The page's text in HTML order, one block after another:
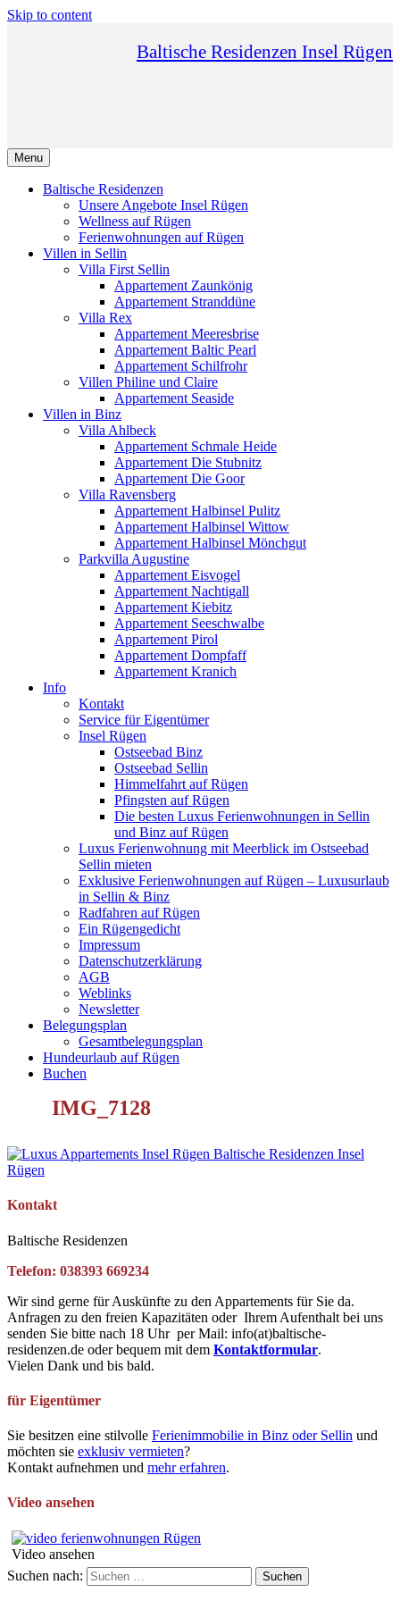
Skip to content
Baltische Residenzen Insel Rügen
Menu
Baltische Residenzen
Unsere Angebote Insel Rügen
Wellness auf Rügen
Ferienwohnungen auf Rügen
Villen in Sellin
Villa First Sellin
Appartement Zaunkönig
Appartement Stranddüne
Villa Rex
Appartement Meeresbrise
Appartement Baltic Pearl
Appartement Schilfrohr
Villen Philine und Claire
Appartement Seaside
Villen in Binz
Villa Ahlbeck
Appartement Schmale Heide
Appartement Die Stubnitz
Appartement Die Goor
Villa Ravensberg
Appartement Halbinsel Pulitz
Appartement Halbinsel Wittow
Appartement Halbinsel Mönchgut
Parkvilla Augustine
Appartement Eisvogel
Appartement Nachtigall
Appartement Kiebitz
Appartement Seeschwalbe
Appartement Pirol
Appartement Dompfaff
Appartement Kranich
Info
Kontakt
Service für Eigentümer
Insel Rügen
Ostseebad Binz
Ostseebad Sellin
Himmelfahrt auf Rügen
Pfingsten auf Rügen
Die besten Luxus Ferienwohnungen in Sellin
und Binz auf Rügen
Luxus Ferienwohnung mit Meerblick im Ostseebad
Sellin mieten
Exklusive Ferienwohnungen auf Rügen – Luxusurlaub
in Sellin & Binz
Radfahren auf Rügen
Ein Rügengedicht
Impressum
Datenschutzerklärung
AGB
Weblinks
Newsletter
Belegungsplan
Gesamtbelegungsplan
Hundeurlaub auf Rügen
Buchen
IMG_7128
Kontakt
Baltische Residenzen
Telefon: 038393 669234
Wir sind gerne für Auskünfte zu den Appartements für Sie da.
Anfragen zu den freien Kapazitäten oder Ihrem Aufenthalt bei uns
senden Sie bitte nach 18 Uhr per Mail: info(at)baltische-
residenzen.de oder bequem mit dem Kontaktformular.
Vielen Dank und bis bald.
für Eigentümer
Sie besitzen eine stilvolle Ferienimmobilie in Binz oder Sellin und
möchten sie exklusiv vermieten?
Kontakt aufnehmen und mehr erfahren.
Video ansehen
Video ansehen
Suchen nach: